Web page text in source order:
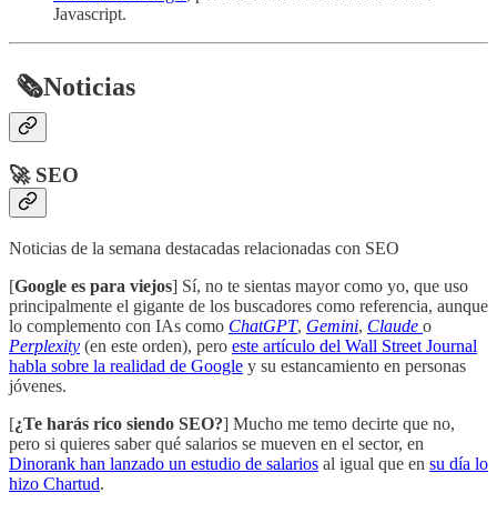
Javascript.
🗞️Noticias
🚀 SEO
Noticias de la semana destacadas relacionadas con SEO
[Google es para viejos] Sí, no te sientas mayor como yo, que uso
principalmente el gigante de los buscadores como referencia, aunque
lo complemento con IAs como ChatGPT, Gemini, Claude o
Perplexity (en este orden), pero este artículo del Wall Street Journal
habla sobre la realidad de Google y su estancamiento en personas
jóvenes.
[¿Te harás rico siendo SEO?] Mucho me temo decirte que no,
pero si quieres saber qué salarios se mueven en el sector, en
Dinorank han lanzado un estudio de salarios al igual que en su día lo
hizo Chartud.